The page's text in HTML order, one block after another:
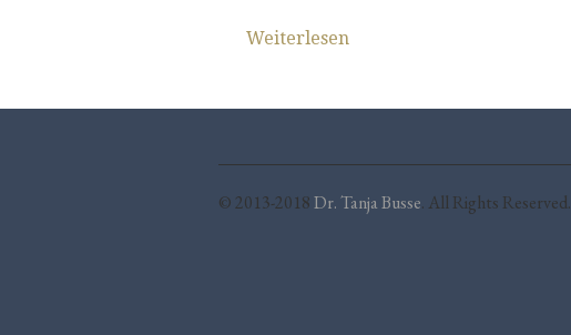
Weiterlesen
© 2013-2018Dr. Tanja Busse. All Rights Reserved.